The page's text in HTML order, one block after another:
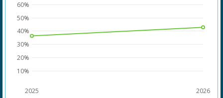
2025 2026
10%
20%
30%
40%
50%
60%